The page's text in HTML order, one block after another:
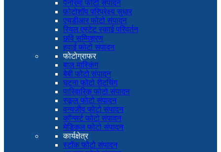
पैनोरमा फोटो संपादन
फ़ोटोशॉप परिप्रेक्ष्य सुधार
एचडीआर फोटो संपादन
रियल एस्टेट स्काई परिवर्तन
छवि सम्मिश्रण
हवाई फोटो संपादन
फोटोग्राफर
बाल मास्किंग
बेबी फोटो संपादन
घटना फोटो रीटचिंग
पारिवारिक फोटो संपादन
स्कूल फोटो संपादन
वन्यजीव फोटो संपादन
कॉन्सर्ट फोटो संपादन
मेडिकल फोटो संपादन
कार्यक्षेत्र
स्टॉक फोटो संपादन